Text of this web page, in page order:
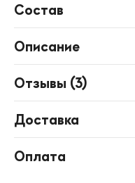
Состав
Описание
Отзывы (3)
Доставка
Оплата